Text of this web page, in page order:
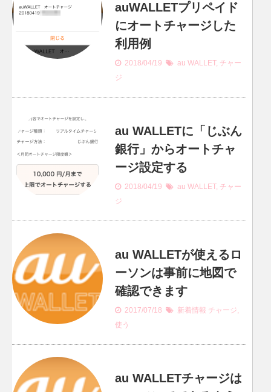
auWALLETプリペイド
にオートチャージした
利用例
2018/04/19 au WALLET, チャー
ジ
au WALLETに「じぶん
銀行」からオートチャ
ージ設定する
2018/04/19 au WALLET, チャー
ジ
au WALLETが使えるロ
ーソンは事前に地図で
確認できます
2017/07/18 新着情報 チャージ,
使う
au WALLETチャージは